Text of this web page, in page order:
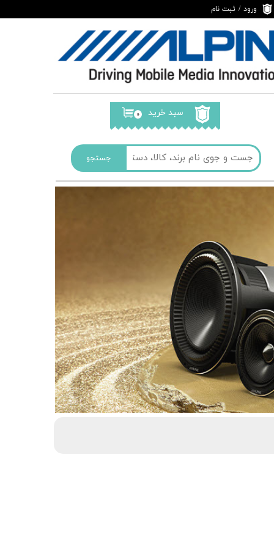
جستجو
ورود / ثبت نام
تغییر گذر واژه
سفارشات
خروج از حساب
۰ سبد خرید